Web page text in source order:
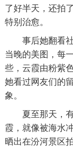
了好半天，还拍
特别治愈。
事后她翻看社
当晚的美图，每
些，云霞由粉紫
她看过网友们的
象。
夏至那天，有
霞，就像被海水
晒出在汾河景区